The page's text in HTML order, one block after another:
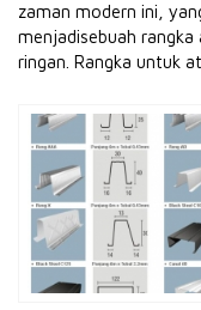
zaman modern ini,
menjadisebuah
ringan. Rangka untuk